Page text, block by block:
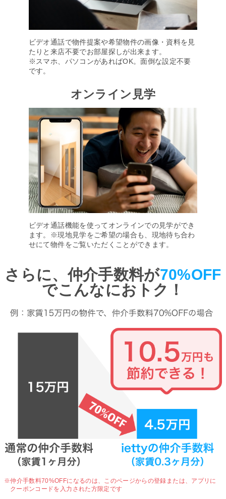
ビデオ通話で物件提案や希望物件の画像・資料を見
たりと来店不要でお部屋探しが出来ます。
※スマホ、パソコンがあればOK。面倒な設定不要
です。
オンライン見学
ビデオ通話機能を使ってオンラインでの見学ができ
ます。※現地見学をご希望の場合も、現地待ち合わ
せにて物件をご覧いただくことができます。
さらに、仲介手数料が70%OFF
でこんなにおトク！
※仲介手数料70%OFFになるのは、 このページからの登録または、アプリに
クーポンコードを入力された方限定です